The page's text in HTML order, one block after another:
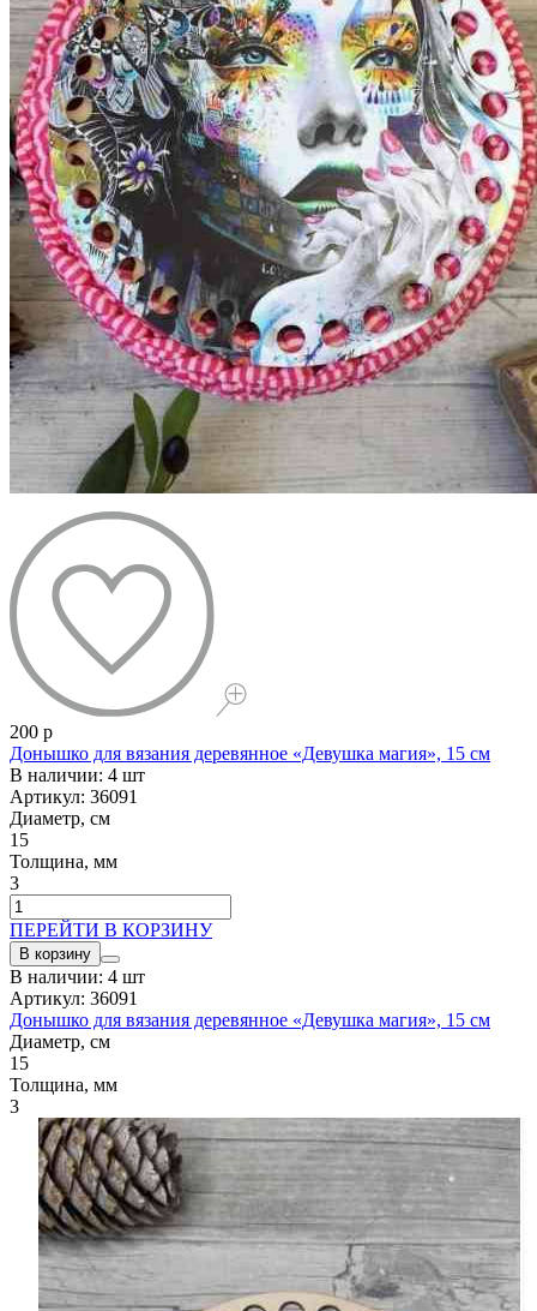
200 р
Донышко для вязания деревянное «Девушка магия», 15 см
В наличии: 4 шт
Артикул: 36091
Диаметр, см
15
Толщина, мм
3
ПЕРЕЙТИ В КОРЗИНУ
В корзину
В наличии: 4 шт
Артикул: 36091
Донышко для вязания деревянное «Девушка магия», 15 см
Диаметр, см
15
Толщина, мм
3